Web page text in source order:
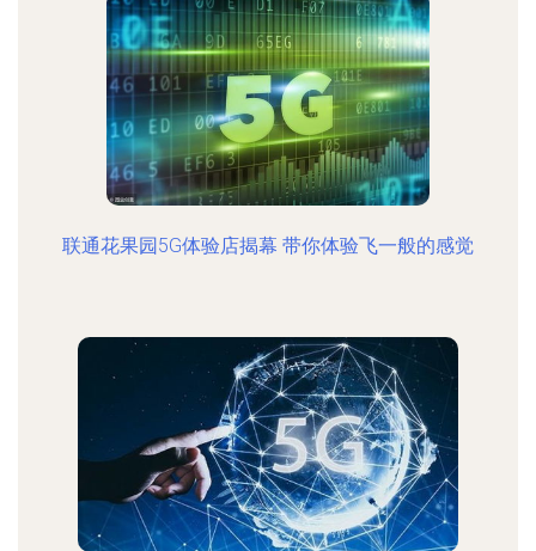
联通花果园5G体验店揭幕 带你体验飞一般的感觉